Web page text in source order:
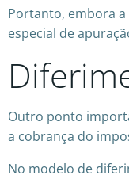
Portanto, embora
especial de
Outro ponto
a cobrança do
No modelo de